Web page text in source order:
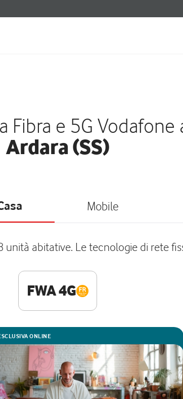
Fibra e 5G Vodafone
Ardara (SS)
Mobile
abitative. Le tecnologie di rete
FWA 4G
ONLINE